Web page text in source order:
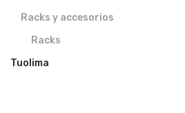
Racks y accesorios
Racks
Tuolima